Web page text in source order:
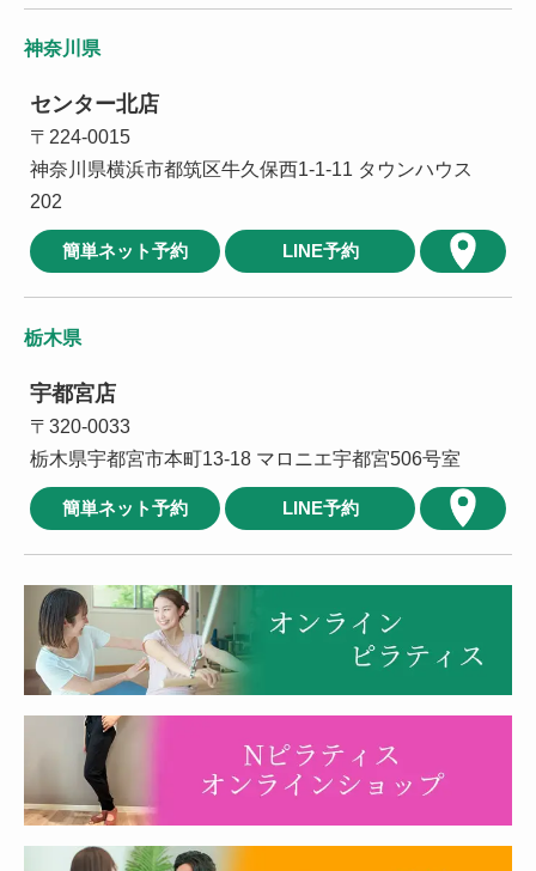
神奈川県
センター北店
〒224-0015
神奈川県横浜市都筑区牛久保西1-1-11 タウンハウス
202
簡単ネット予約 LINE予約
栃木県
宇都宮店
〒320-0033
栃木県宇都宮市本町13-18 マロニエ宇都宮506号室
簡単ネット予約 LINE予約